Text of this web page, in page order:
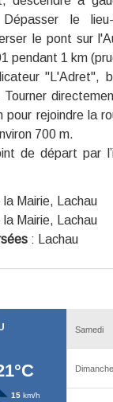
le
le pont sur
pendant 1 km
"L'Adret",
pour rejoindre la
700 m.
de départ par
la Mairie, Lachau
la Mairie, Lachau
: Lachau